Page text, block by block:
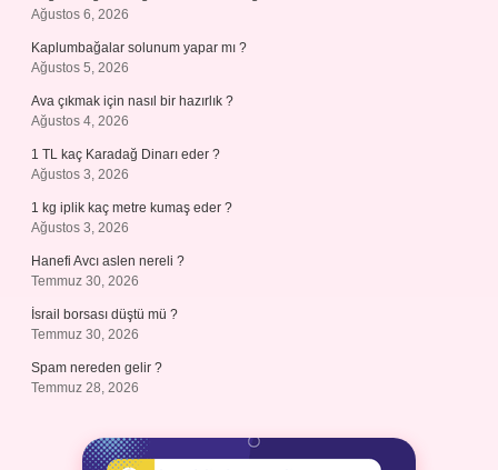
Ağustos 6, 2026
Kaplumbağalar solunum yapar mı ?
Ağustos 5, 2026
Ava çıkmak için nasıl bir hazırlık ?
Ağustos 4, 2026
1 TL kaç Karadağ Dinarı eder ?
Ağustos 3, 2026
1 kg iplik kaç metre kumaş eder ?
Ağustos 3, 2026
Hanefi Avcı aslen nereli ?
Temmuz 30, 2026
İsrail borsası düştü mü ?
Temmuz 30, 2026
Spam nereden gelir ?
Temmuz 28, 2026